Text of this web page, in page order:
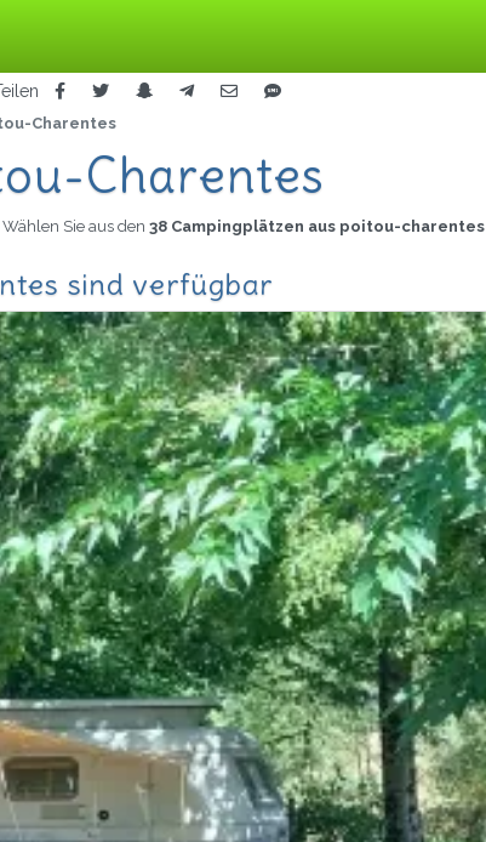
Charentes
Charentes
Sie aus den 38 Campingplätzen aus poitou-charentes
sind verfügbar